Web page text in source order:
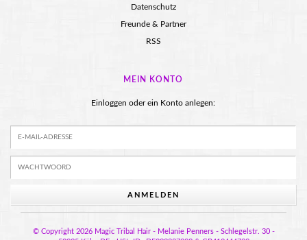
Datenschutz
Freunde & Partner
RSS
MEIN KONTO
Einloggen oder ein Konto anlegen:
ANMELDEN
© Copyright 2026 Magic Tribal Hair - Melanie Penners - Schlegelstr. 30 -